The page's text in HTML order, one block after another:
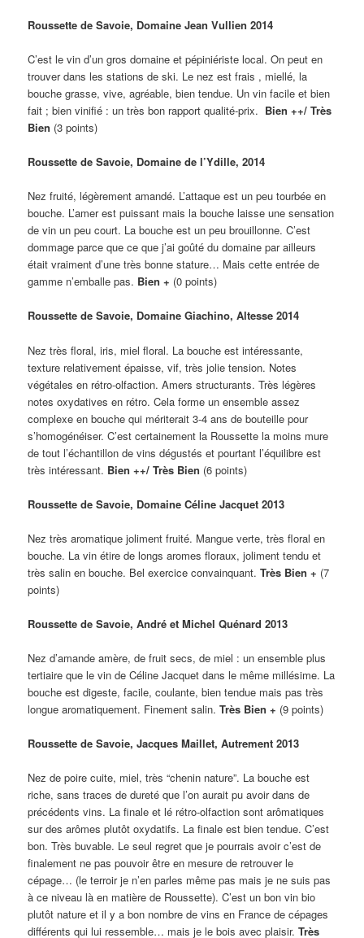
Roussette de Savoie, Domaine Jean Vullien 2014
C’est le vin d’un gros domaine et pépiniériste local. On peut en
trouver dans les stations de ski. Le nez est frais , miellé, la
bouche grasse, vive, agréable, bien tendue. Un vin facile et bien
fait ; bien vinifié : un très bon rapport qualité-prix. Bien ++/ Très
Bien (3 points)
Roussette de Savoie, Domaine de l’Ydille, 2014
Nez fruité, légèrement amandé. L’attaque est un peu tourbée en
bouche. L’amer est puissant mais la bouche laisse une sensation
de vin un peu court. La bouche est un peu brouillonne. C’est
dommage parce que ce que j’ai goûté du domaine par ailleurs
était vraiment d’une très bonne stature… Mais cette entrée de
gamme n’emballe pas. Bien + (0 points)
Roussette de Savoie, Domaine Giachino, Altesse 2014
Nez très floral, iris, miel floral. La bouche est intéressante,
texture relativement épaisse, vif, très jolie tension. Notes
végétales en rétro-olfaction. Amers structurants. Très légères
notes oxydatives en rétro. Cela forme un ensemble assez
complexe en bouche qui mériterait 3-4 ans de bouteille pour
s’homogénéiser. C’est certainement la Roussette la moins mure
de tout l’échantillon de vins dégustés et pourtant l’équilibre est
très intéressant. Bien ++/ Très Bien (6 points)
Roussette de Savoie, Domaine Céline Jacquet 2013
Nez très aromatique joliment fruité. Mangue verte, très floral en
bouche. La vin étire de longs aromes floraux, joliment tendu et
très salin en bouche. Bel exercice convainquant.Très Bien + (7
points)
Roussette de Savoie, André et Michel Quénard 2013
Nez d’amande amère, de fruit secs, de miel : un ensemble plus
tertiaire que le vin de Céline Jacquet dans le même millésime. La
bouche est digeste, facile, coulante, bien tendue mais pas très
longue aromatiquement. Finement salin.Très Bien + (9 points)
Roussette de Savoie, Jacques Maillet, Autrement 2013
Nez de poire cuite, miel, très “chenin nature”. La bouche est
riche, sans traces de dureté que l’on aurait pu avoir dans de
précédents vins. La finale et lé rétro-olfaction sont arômatiques
sur des arômes plutôt oxydatifs. La finale est bien tendue. C’est
bon. Très buvable. Le seul regret que je pourrais avoir c’est de
finalement ne pas pouvoir être en mesure de retrouver le
cépage… (le terroir je n’en parles même pas mais je ne suis pas
à ce niveau là en matière de Roussette). C’est un bon vin bio
plutôt nature et il y a bon nombre de vins en France de cépages
différents qui lui ressemble… mais je le bois avec plaisir.Très